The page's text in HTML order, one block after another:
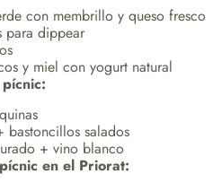
con membrillo y queso fresco
para dippear
y miel con yogurt natural
bastoncillos salados
+ vino blanco
en el Priorat: